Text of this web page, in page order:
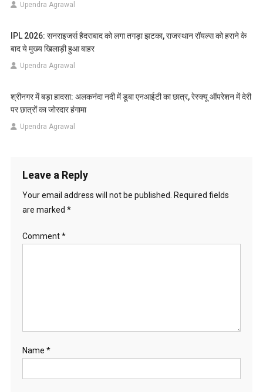
Upendra Agrawal
IPL 2026: सनराइजर्स हैदराबाद को लगा तगड़ा झटका, राजस्थान रॉयल्स को हराने के
बाद ये मुख्य खिलाड़ी हुआ बाहर
Upendra Agrawal
श्रीनगर में बड़ा हादसा: अलकनंदा नदी में डूबा एनआईटी का छात्र, रेस्क्यू ऑपरेशन में देरी
पर छात्रों का जोरदार हंगामा
Upendra Agrawal
Leave a Reply
Your email address will not be published.
Required fields
are marked *
Comment*
Name *